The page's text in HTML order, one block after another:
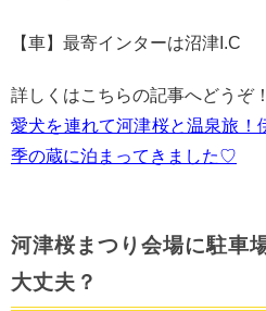
【車】最寄インターは沼津I.C
詳しくはこちらの記事へどうぞ
愛犬を連れて河津桜と温泉旅！
季の蔵に泊まってきました♡
河津桜まつり会場に駐車
大丈夫？